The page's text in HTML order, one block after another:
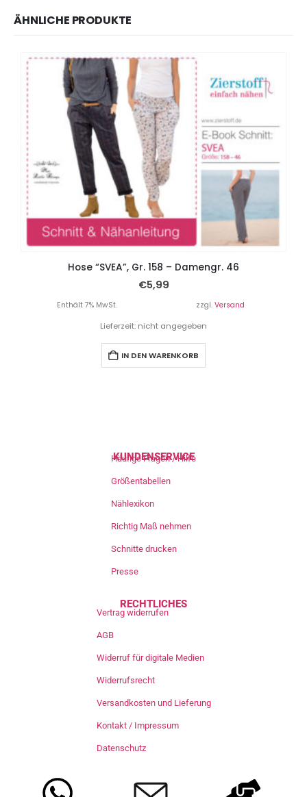
ÄHNLICHE PRODUKTE
Hose “SVEA”, Gr. 158 – Damengr. 46
€5,99
Enthält 7% MwSt. zzgl. Versand
Lieferzeit: nicht angegeben
IN DEN WARENKORB
KUNDENSERVICE
Häufige Fragen / Hilfe
Größentabellen
Nählexikon
Richtig Maß nehmen
Schnitte drucken
Presse
RECHTLICHES
Vertrag widerrufen
AGB
Widerruf für digitale Medien
Widerrufsrecht
Versandkosten und Lieferung
Kontakt / Impressum
Datenschutz